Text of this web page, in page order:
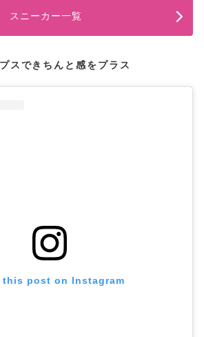
スニーカー一覧
スできちんと感をプラス
this post on Instagram